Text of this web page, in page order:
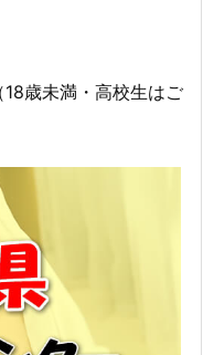
歳未満・高校生はご